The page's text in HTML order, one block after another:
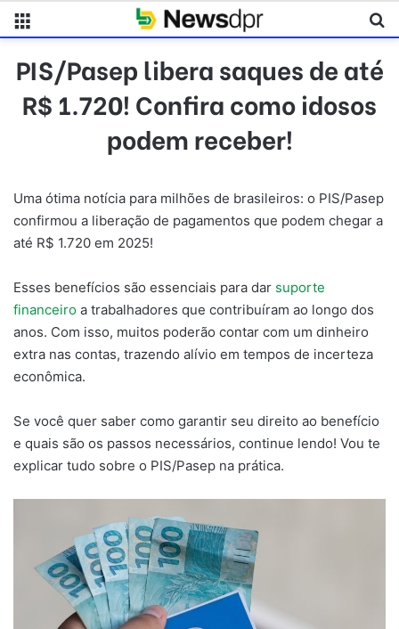
PIS/Pasep libera saques de até
R$ 1.720! Confira como idosos
podem receber!
Uma ótima notícia para milhões de brasileiros: o PIS/Pasep
confirmou a liberação de pagamentos que podem chegar a
até R$ 1.720 em 2025!
Esses benefícios são essenciais para dar suporte
financeiro a trabalhadores que contribuíram ao longo dos
anos. Com isso, muitos poderão contar com um dinheiro
extra nas contas, trazendo alívio em tempos de incerteza
econômica.
Se você quer saber como garantir seu direito ao benefício
e quais são os passos necessários, continue lendo! Vou te
explicar tudo sobre o PIS/Pasep na prática.